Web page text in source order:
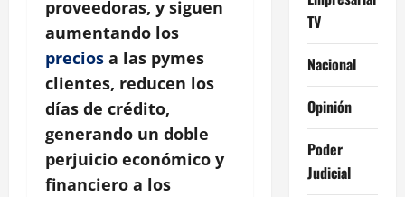
proveedoras, y siguen
aumentando los
precios a las pymes
clientes, reducen los
días de crédito,
generando un doble
perjuicio económico y
financiero a los
TV
Nacional
Opinión
Poder
Judicial